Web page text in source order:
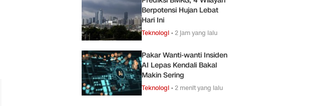
Berpotensi Hujan Lebat
Hari Ini
Teknologi •2 jam yang lalu
Pakar Wanti-wanti Insiden
AI Lepas Kendali Bakal
Makin Sering
Teknologi •2 menit yang lalu